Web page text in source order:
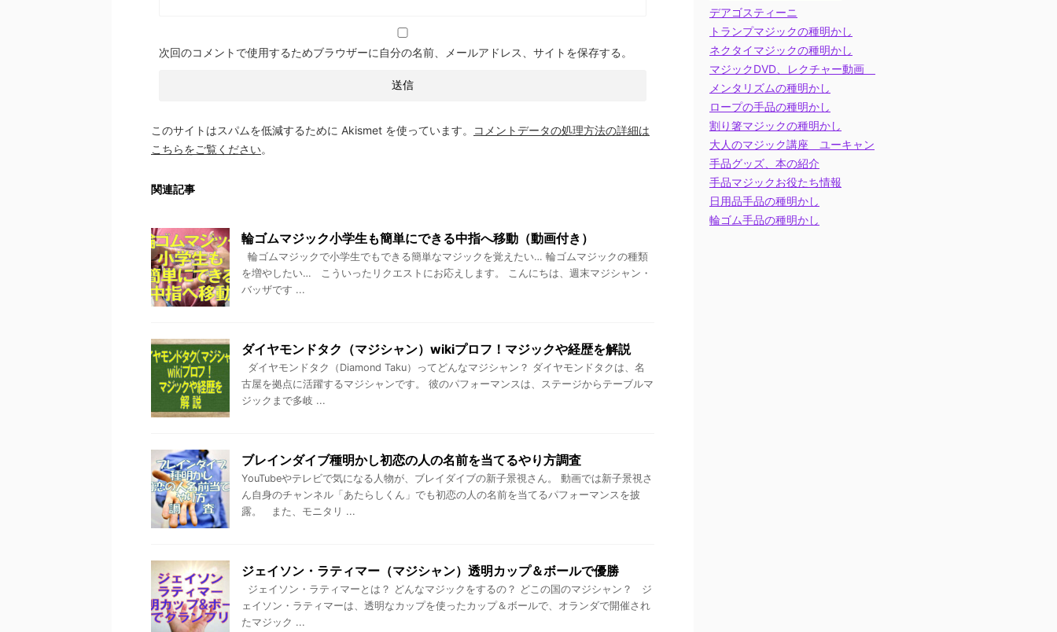
次回のコメントで使用するためブラウザーに自分の名前、メールアドレス、サイトを保存する。
このサイトはスパムを低減するために Akismet を使っています。
コメントデータの処理方法の詳細は
こちらをご覧ください。
関連記事
輪ゴムマジック小学生も簡単にできる中指へ移動（動画付き）
輪ゴムマジックで小学生でもできる簡単なマジックを覚えたい… 輪ゴムマジックの種類
を増やしたい… こういったリクエストにお応えします。 こんにちは、週末マジシャン・
バッザです ...
ダイヤモンドタク（マジシャン）wikiプロフ！マジックや経歴を解説
ダイヤモンドタク（Diamond Taku）ってどんなマジシャン？ ダイヤモンドタクは、名
古屋を拠点に活躍するマジシャンです。 彼のパフォーマンスは、ステージからテーブルマ
ジックまで多岐 ...
ブレインダイブ種明かし初恋の人の名前を当てるやり方調査
YouTubeやテレビで気になる人物が、ブレイダイブの新子景視さん。 動画では新子景視さ
ん自身のチャンネル「あたらしくん」でも初恋の人の名前を当てるパフォーマンスを披
露。 また、モニタリ ...
ジェイソン・ラティマー（マジシャン）透明カップ＆ボールで優勝
ジェイソン・ラティマーとは？ どんなマジックをするの？ どこの国のマジシャン？ ジ
ェイソン・ラティマーは、透明なカップを使ったカップ＆ボールで、オランダで開催され
たマジック ...
デアゴスティーニ
トランプマジックの種明かし
ネクタイマジックの種明かし
マジックDVD、レクチャー動画
メンタリズムの種明かし
ロープの手品の種明かし
割り箸マジックの種明かし
大人のマジック講座 ユーキャン
手品グッズ、本の紹介
手品マジックお役たち情報
日用品手品の種明かし
輪ゴム手品の種明かし